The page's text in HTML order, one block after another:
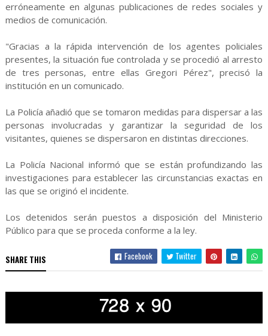
erróneamente en algunas publicaciones de redes sociales y
medios de comunicación.
"Gracias a la rápida intervención de los agentes policiales
presentes, la situación fue controlada y se procedió al arresto
de tres personas, entre ellas Gregori Pérez", precisó la
institución en un comunicado.
La Policía añadió que se tomaron medidas para dispersar a las
personas involucradas y garantizar la seguridad de los
visitantes, quienes se dispersaron en distintas direcciones.
La Policía Nacional informó que se están profundizando las
investigaciones para establecer las circunstancias exactas en
las que se originó el incidente.
Los detenidos serán puestos a disposición del Ministerio
Público para que se proceda conforme a la ley.
SHARE THIS Facebook Twitter